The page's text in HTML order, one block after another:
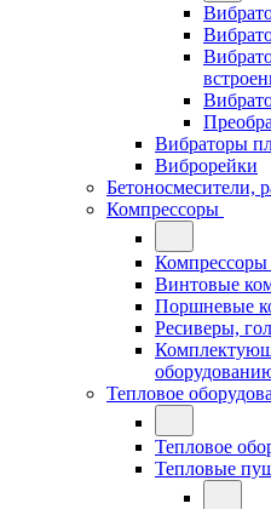
Вибраторы
Виброрейки
Бетоносмесители,
Компрессоры
Компрессоры
Винтовые
Поршневые
Ресиверы,
Тепловое
Тепловое
Тепловые